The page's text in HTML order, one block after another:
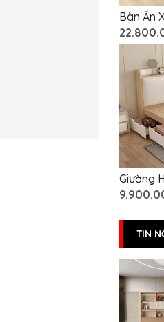
Bàn Ăn
Giường
TIN